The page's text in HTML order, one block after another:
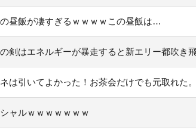
の昼飯が凄すぎるｗｗｗｗこの昼飯は…
の剣はエネルギーが暴走すると新エリー都吹き
は引いてよかった！お茶会だけでも元取れた。
ャルｗｗｗｗｗｗｗ